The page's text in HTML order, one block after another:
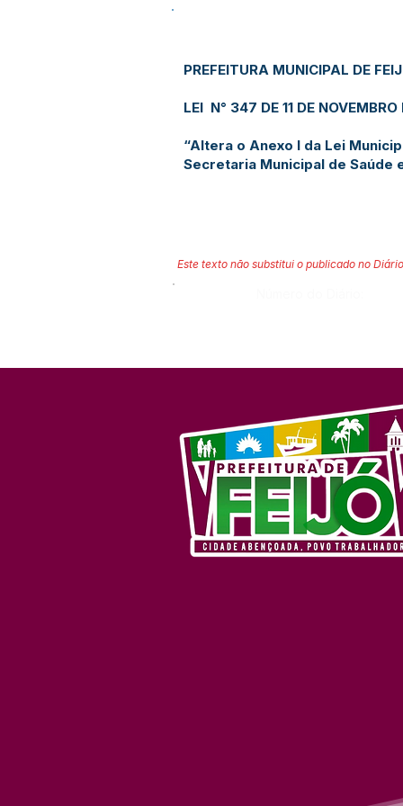
PREFEITURA MUNICIPAL DE
LEI N° 347 DE 11 DE
“Altera o Anexo I da Lei
Secretaria Municipal de Saúde
Este texto não substitui o publicado no